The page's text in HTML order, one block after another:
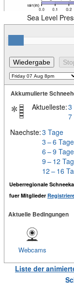
Sea Level
Akkumulierte
Aktuelleste:3
7
Naechste:3 Tage
3 – 6 Tage
6 – 9 Tage
9 – 12
12 – 16
Ueberregionale
fuer Mitglieder
Aktuelle Bedingungen
Webcams
Liste der